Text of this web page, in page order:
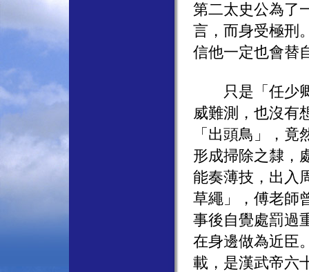
第二太史公為了
言，而身受極刑
信他一定也會替
只是「任少卿
威難測，也沒有
「出頭鳥」，
形成掃除之隸，
能奏薄技，出入
草繩」，傅老師
事後自覺處罰過
在身邊做為近臣
載，是漢武帝六